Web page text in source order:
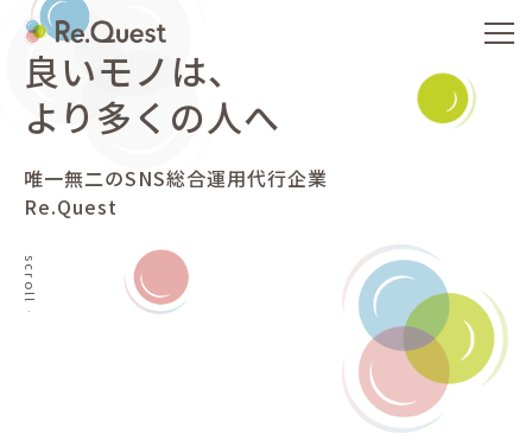
良いモノは、
より多くの人へ
唯一無二のSNS総合運用代行企業
Re.Quest
scroll